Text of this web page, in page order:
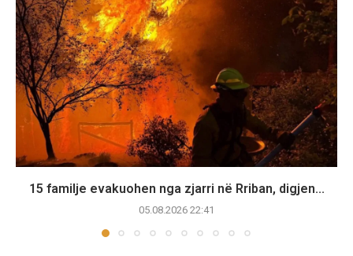
15 familje evakuohen nga zjarri në Rriban, digjen...
05.08.2026 22:41